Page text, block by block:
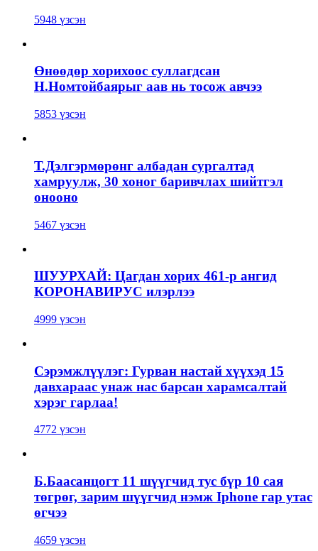
5948 үзсэн
Өнөөдөр хорихоос суллагдсан
Н.Номтойбаярыг аав нь тосож авчээ
5853 үзсэн
Т.Дэлгэрмөрөнг албадан сургалтад
хамруулж, 30 хоног баривчлах шийтгэл
онооно
5467 үзсэн
ШУУРХАЙ: Цагдан хорих 461-р ангид
КОРОНАВИРУС илэрлээ
4999 үзсэн
Сэрэмжлүүлэг: Гурван настай хүүхэд 15
давхараас унаж нас барсан харамсалтай
хэрэг гарлаа!
4772 үзсэн
Б.Баасанцогт 11 шүүгчид тус бүр 10 сая
төгрөг, зарим шүүгчид нэмж Iphone гар утас
өгчээ
4659 үзсэн